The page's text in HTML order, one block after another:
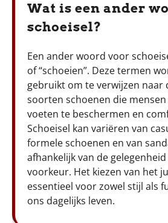
Wat is een ander
schoeisel?
Een ander woord voor
of “schoeien”. Deze termen
gebruikt om te verwijzen naar
soorten schoenen die
voeten te beschermen en
Schoeisel kan variëren van
formele schoenen en van
afhankelijk van de
voorkeur. Het kiezen van het
essentieel voor zowel stijl als
ons dagelijks leven.